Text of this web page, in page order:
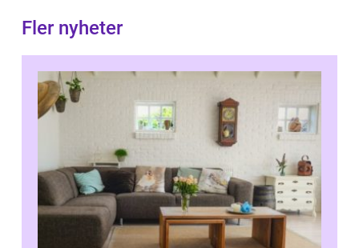
Fler nyheter